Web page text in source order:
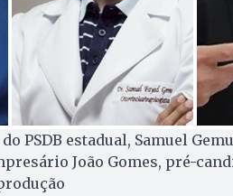
PSDB estadual, Samuel
João Gomes, pré-